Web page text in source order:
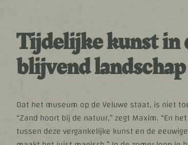
Tijdelijke kunst in
blijvend landschap
Dat het museum op de Veluwe staat, is niet
“Zand hoort bij de natuur,” zegt Maxim. “En
tussen deze vergankelijke kunst en de